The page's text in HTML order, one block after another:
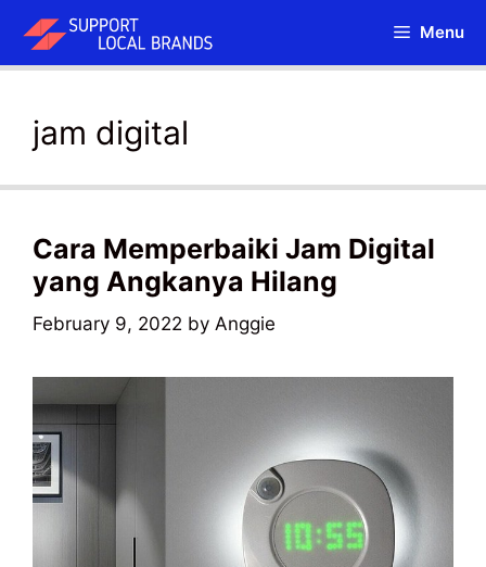
content
Menu
jam digital
Cara Memperbaiki Jam Digital
yang Angkanya Hilang
February 9, 2022 by Anggie